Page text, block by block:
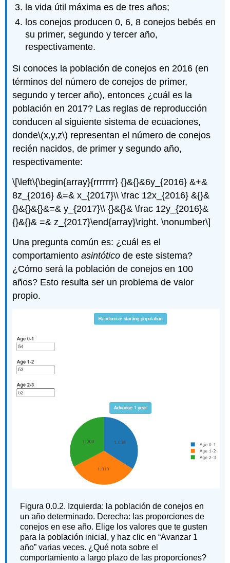
la vida útil máxima es de tres años;
los conejos producen 0, 6, 8 conejos bebés en
su primer, segundo y tercer año,
respectivamente.
Si conoces la población de conejos en 2016 (en
términos del número de conejos de primer,
segundo y tercer año), entonces ¿cuál es la
población en 2017? Las reglas de reproducción
conducen al siguiente sistema de ecuaciones,
donde\(x,y,z\) representan el número de conejos
recién nacidos, de primer y segundo año,
respectivamente:
\[\left\{\begin{array}{rrrrrrr} {}&{}&6y_{2016} &+&
8z_{2016} &=& x_{2017}\\ \frac 12x_{2016} &{}&
{}&{}&{}&=& y_{2017}\\ {}&{}& \frac 12y_{2016}&
{}&{}& =& z_{2017}\end{array}\right. \nonumber\]
Una pregunta común es: ¿cuál es el
comportamientoasintótico de este sistema?
¿Cómo será la población de conejos en 100
años? Esto resulta ser un problema de valor
propio.
Figura 0.0.2. Izquierda: la población de conejos en
un año determinado. Derecha: las proporciones de
conejos en ese año. Elige los valores que te gusten
para la población inicial, y haz clic en “Avanzar 1
año” varias veces. ¿Qué nota sobre el
comportamiento a largo plazo de las proporciones?